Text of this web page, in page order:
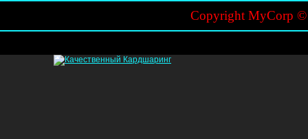
Copyright MyCorp